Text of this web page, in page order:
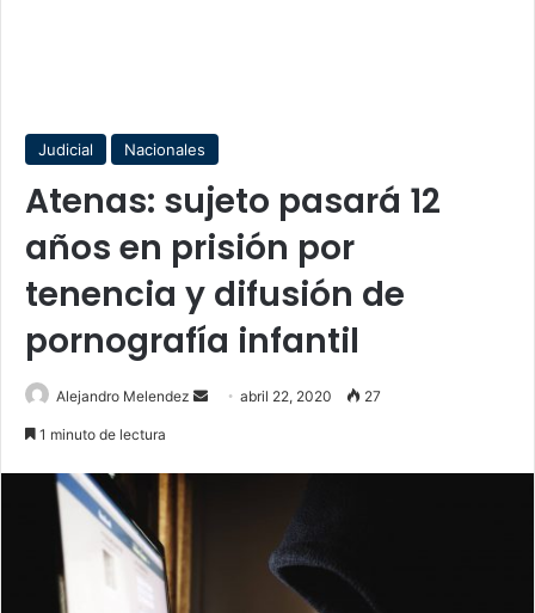
Judicial Nacionales
Atenas: sujeto pasará 12
años en prisión por
tenencia y difusión de
pornografía infantil
Alejandro Melendez
Sendabril 22, 2020 27
1 minuto de lectura